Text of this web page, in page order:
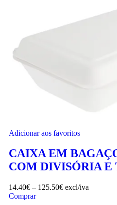
Adicionar aos favoritos
CAIXA EM
COM DIVISÓRIA E
14.40€ – 125.50€ excl/iva
Comprar